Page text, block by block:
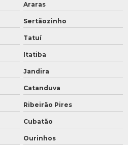
Araras
Sertãozinho
Tatuí
Itatiba
Jandira
Catanduva
Ribeirão Pires
Cubatão
Ourinhos